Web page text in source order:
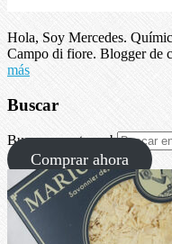
Hola, Soy Mercedes.
Campo di fiore. Blogger de
más
Buscar
Buscar en esta web
Comprar ahora